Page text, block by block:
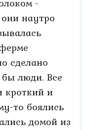
-
наутро
сделано
люди. Все
кроткий и
то боялись
домой из